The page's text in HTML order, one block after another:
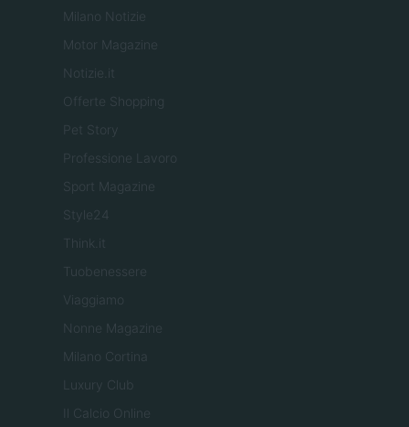
Milano Notizie
Motor Magazine
Notizie.it
Offerte Shopping
Pet Story
Professione Lavoro
Sport Magazine
Style24
Think.it
Tuobenessere
Viaggiamo
Nonne Magazine
Milano Cortina
Luxury Club
Il Calcio Online